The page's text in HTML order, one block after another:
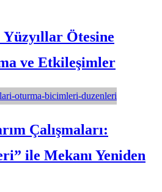
Ötesine
ve Etkileşimler
Çalışmaları:
ile Mekanı Yeniden